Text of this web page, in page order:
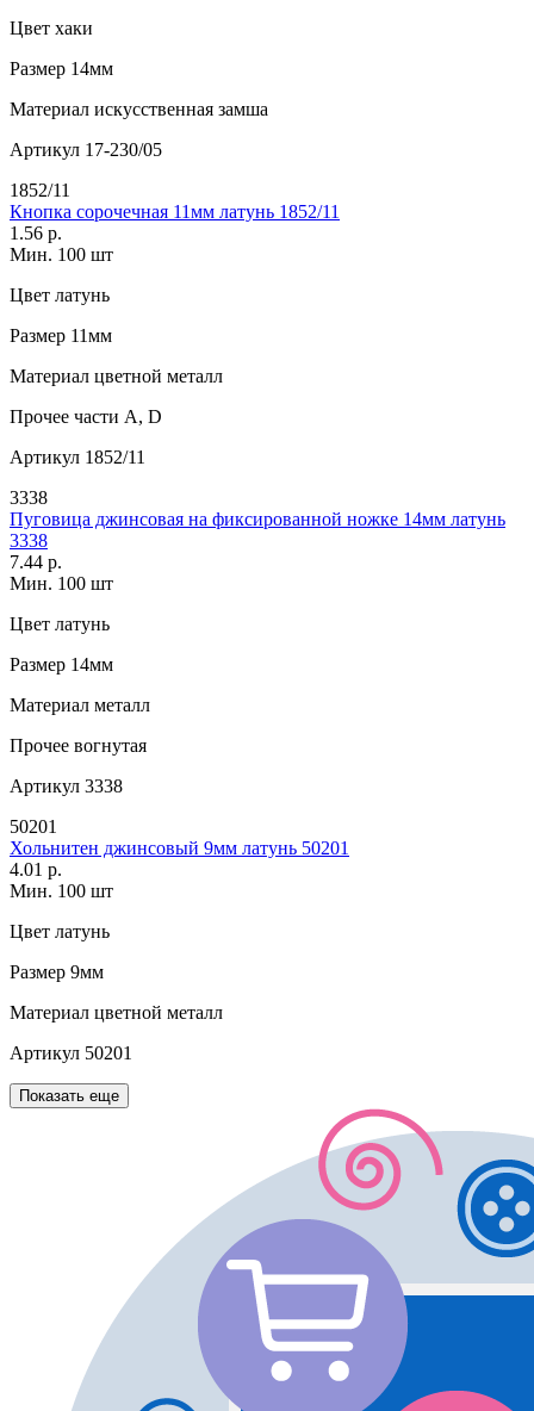
Цвет хаки
Размер 14мм
Материал искусственная замша
Артикул 17-230/05
1852/11
Кнопка сорочечная 11мм латунь 1852/11
1.56 р.
Мин. 100 шт
Цвет латунь
Размер 11мм
Материал цветной металл
Прочее части А, D
Артикул 1852/11
3338
Пуговица джинсовая на фиксированной ножке 14мм латунь
3338
7.44 р.
Мин. 100 шт
Цвет латунь
Размер 14мм
Материал металл
Прочее вогнутая
Артикул 3338
50201
Хольнитен джинсовый 9мм латунь 50201
4.01 р.
Мин. 100 шт
Цвет латунь
Размер 9мм
Материал цветной металл
Артикул 50201
Показать еще